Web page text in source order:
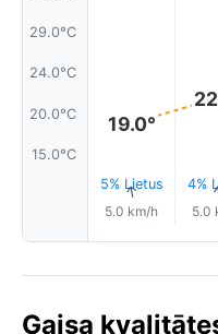
29.0°C
24.0°C
20.0°C
15.0°C
19.0°
5% Lietus
↑
5.0 km/h
4%
5.0
Gaisa